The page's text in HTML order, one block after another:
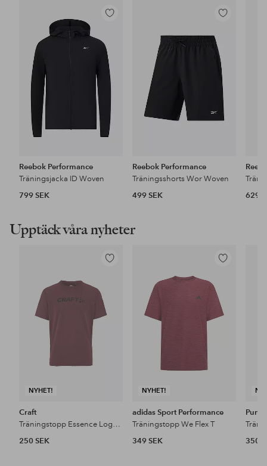
Lägg
i
favoriter
Reebok Performance
Träningsjacka ID Woven
799 SEK
Lägg
i
favoriter
Reebok Performance
Träningsshorts Wor Woven
499 SEK
629
Upptäck våra nyheter
NYHET!
Lägg
favoriter
Craft
Träningstopp Essence Logo Tee 2 M
250 SEK
NYHET!
Lägg
i
favoriter
adidas Sport Performance
Träningstopp We Flex T
349 SEK
Puma
350